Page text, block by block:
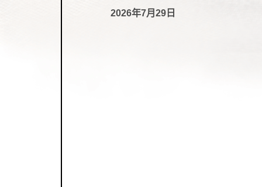
2026年7月29日